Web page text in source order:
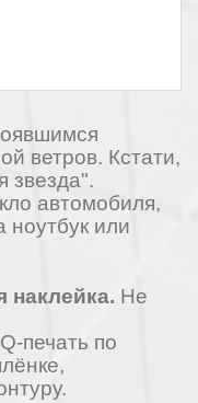
ветров. Кстати,
звезда".
автомобиля,
ноутбук или
наклейка. Не
печать по